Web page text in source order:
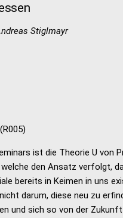
Stiglmayr
ist die Theorie U von
den Ansatz verfolgt,
bereits in Keimen in uns
darum, diese neu zu
und sich so von der